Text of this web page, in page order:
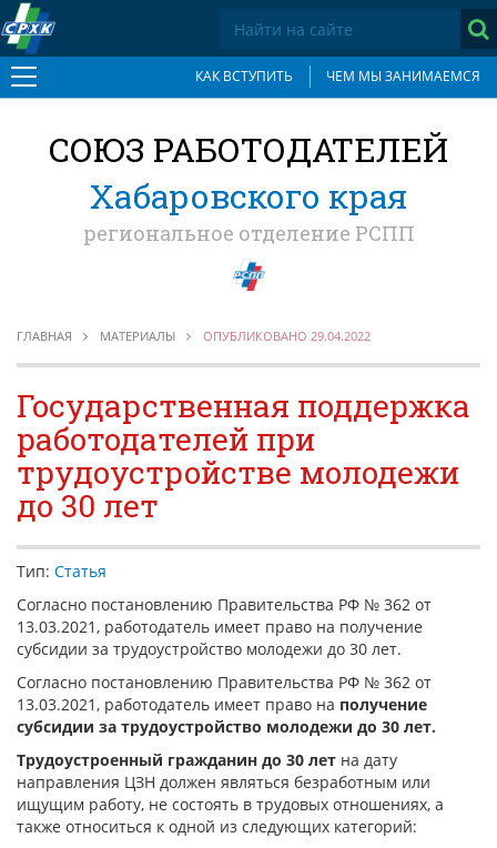
КАК ВСТУПИТЬ ЧЕМ МЫ ЗАНИМАЕМСЯ
Документы
Основные приоритеты
Учредители
Общее собрание
Отделения
Как вступить в Союз
Членские взносы
Члены Союза
Социальное партнерство
Антикоррупционная хартия
КОНТАКТЫ
ВСТРЕЧИ С ГУБЕРНАТОРОМ КРАЯ
РЫНОК ТРУДА
ОБЗОР ИЗМЕНЕНИЙ ЗАКОНОДАТЕЛЬСТВА
АНАЛИТИКА РСПП
ОБСУЖДЕНИЕ ПРОЕКТОВ НПА КРАЯ
"ЧАС ТРУДА" НА РАДИО "ВОСТОК-РОССИИ"
СОЮЗ РАБОТОДАТЕЛЕЙ
Хабаровского края
региональное отделение РСПП
ГЛАВНАЯ МАТЕРИАЛЫ ОПУБЛИКОВАНО 29.04.2022
Государственная поддержка
работодателей при
трудоустройстве молодежи
до 30 лет
Тип: Статья
Согласно постановлению Правительства РФ № 362 от
13.03.2021, работодатель имеет право на получение
субсидии за трудоустройство молодежи до 30 лет.
Согласно постановлению Правительства РФ № 362 от
13.03.2021, работодатель имеет право на получение
субсидии за трудоустройство молодежи до 30 лет.
Трудоустроенный гражданин до 30 лет на дату
направления ЦЗН должен являться безработным или
ищущим работу, не состоять в трудовых отношениях, а
также относиться к одной из следующих категорий: